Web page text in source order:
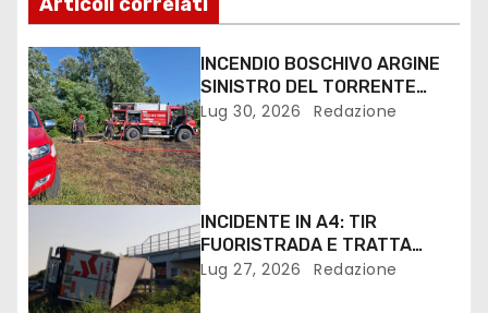
INCENDIO BOSCHIVO ARGINE
SINISTRO DEL TORRENTE
TORRE A SAN VITO
Lug 30, 2026 Redazione
INCIDENTE IN A4: TIR
FUORISTRADA E TRATTA
VILLESSE PALMANOVA
Lug 27, 2026 Redazione